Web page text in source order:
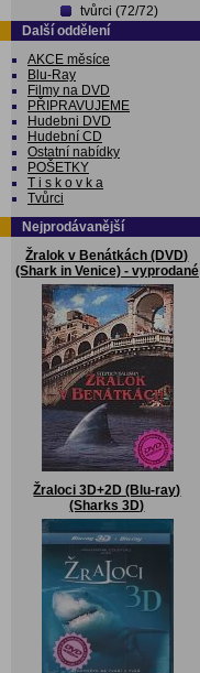
tvůrci (72/72)
Další oddělení
AKCE měsíce
Blu-Ray
Filmy na DVD
PŘIPRAVUJEME
Hudebni DVD
Hudební CD
Ostatní nabídky
POŠETKY
T i s k o v k a
Tvůrci
Nejprodávanější
Žralok v Benátkách (DVD)
(Shark in Venice) - vyprodané
Žraloci 3D+2D (Blu-ray)
(Sharks 3D)